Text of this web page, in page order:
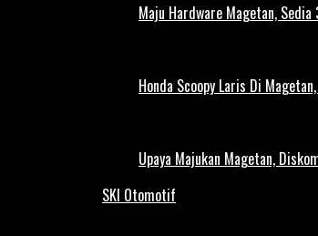
Maju Hardware Magetan, Sedia
Honda Scoopy Laris Di
Upaya Majukan Magetan,
SKI Otomotif